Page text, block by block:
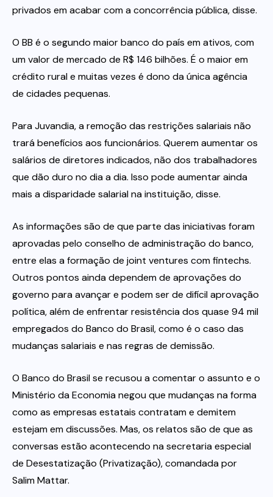
privados em acabar com a concorrência pública, disse.
O BB é o segundo maior banco do país em ativos, com
um valor de mercado de R$ 146 bilhões. É o maior em
crédito rural e muitas vezes é dono da única agência
de cidades pequenas.
Para Juvandia, a remoção das restrições salariais não
trará benefícios aos funcionários. Querem aumentar os
salários de diretores indicados, não dos trabalhadores
que dão duro no dia a dia. Isso pode aumentar ainda
mais a disparidade salarial na instituição, disse.
As informações são de que parte das iniciativas foram
aprovadas pelo conselho de administração do banco,
entre elas a formação de joint ventures com fintechs.
Outros pontos ainda dependem de aprovações do
governo para avançar e podem ser de difícil aprovação
política, além de enfrentar resistência dos quase 94 mil
empregados do Banco do Brasil, como é o caso das
mudanças salariais e nas regras de demissão.
O Banco do Brasil se recusou a comentar o assunto e o
Ministério da Economia negou que mudanças na forma
como as empresas estatais contratam e demitem
estejam em discussões. Mas, os relatos são de que as
conversas estão acontecendo na secretaria especial
de Desestatização (Privatização), comandada por
Salim Mattar.